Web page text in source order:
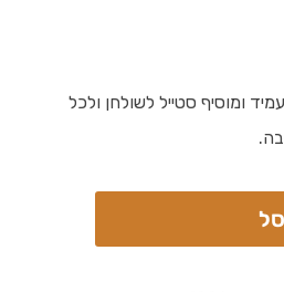
ומוסיף סטייל לשולחן ולכל